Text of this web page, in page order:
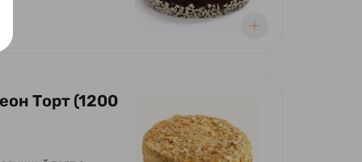
глазур'ю, кремом з
вишнею.
Торт (1200